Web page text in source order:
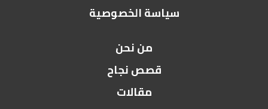
سياسة الخصوصية
من نحن
قصص نجاح
مقالات